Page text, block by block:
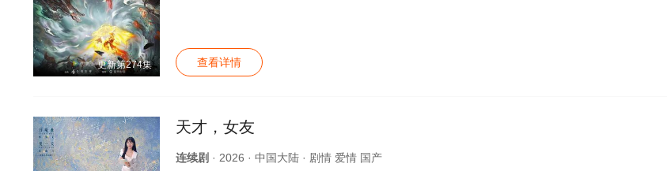
更新第274集 查看详情
天才，女友
连续剧 · 2026 · 中国大陆 · 剧情 爱情 国产